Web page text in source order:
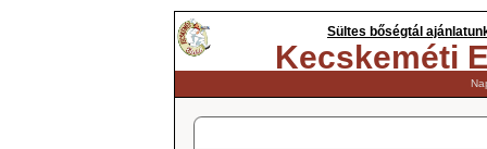
Sültes bőségtál
Kecskeméti